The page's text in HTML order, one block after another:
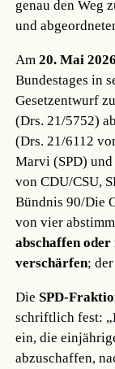
genau den Weg
und
Am20. Mai 2026
Bundestages in
Gesetzentwurf
(Drs. 21/5752)
(Drs. 21/6112
Marvi (SPD)
von CDU/CSU,
Bündnis 90/Die
von vier
abschaffen oder
verschärfen;
DieSPD-
schriftlich fest:
ein, die
abzuschaffen,